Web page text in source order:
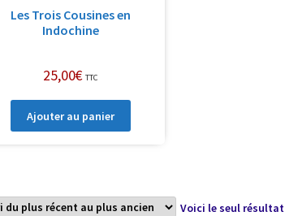
Les Trois Cousines en
Indochine
25,00€ TTC
Ajouter au panier
Voici le seul résultat